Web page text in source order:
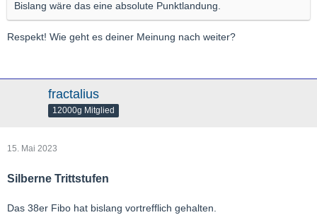
Bislang wäre das eine absolute Punktlandung.
Respekt! Wie geht es deiner Meinung nach weiter?
fractalius
12000g Mitglied
15. Mai 2023
Silberne Trittstufen
Das 38er Fibo hat bislang vortrefflich gehalten.